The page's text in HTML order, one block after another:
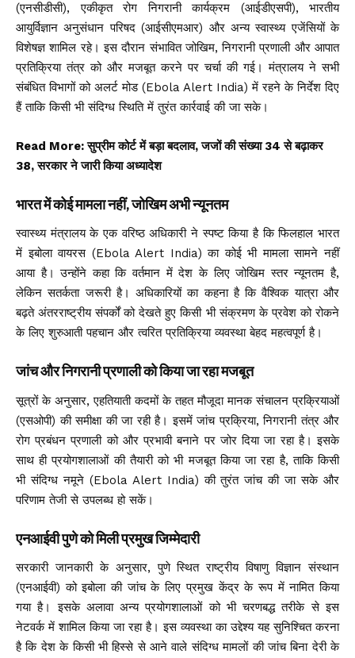
(एनसीडीसी), एकीकृत रोग निगरानी कार्यक्रम (आईडीएसपी), भारतीय
आयुर्विज्ञान अनुसंधान परिषद (आईसीएमआर) और अन्य स्वास्थ्य एजेंसियों के
विशेषज्ञ शामिल रहे। इस दौरान संभावित जोखिम, निगरानी प्रणाली और आपात
प्रतिक्रिया तंत्र को और मजबूत करने पर चर्चा की गई। मंत्रालय ने सभी
संबंधित विभागों को अलर्ट मोड (Ebola Alert India) में रहने के निर्देश दिए
हैं ताकि किसी भी संदिग्ध स्थिति में तुरंत कार्रवाई की जा सके।
Read More:सुप्रीम कोर्ट में बड़ा बदलाव, जजों की संख्या 34 से बढ़ाकर
38, सरकार ने जारी किया अध्यादेश
भारत में कोई मामला नहीं, जोखिम अभी न्यूनतम
स्वास्थ्य मंत्रालय के एक वरिष्ठ अधिकारी ने स्पष्ट किया है कि फिलहाल भारत
में इबोला वायरस (Ebola Alert India) का कोई भी मामला सामने नहीं
आया है। उन्होंने कहा कि वर्तमान में देश के लिए जोखिम स्तर न्यूनतम है,
लेकिन सतर्कता जरूरी है। अधिकारियों का कहना है कि वैश्विक यात्रा और
बढ़ते अंतरराष्ट्रीय संपर्कों को देखते हुए किसी भी संक्रमण के प्रवेश को रोकने
के लिए शुरुआती पहचान और त्वरित प्रतिक्रिया व्यवस्था बेहद महत्वपूर्ण है।
जांच और निगरानी प्रणाली को किया जा रहा मजबूत
सूत्रों के अनुसार, एहतियाती कदमों के तहत मौजूदा मानक संचालन प्रक्रियाओं
(एसओपी) की समीक्षा की जा रही है। इसमें जांच प्रक्रिया, निगरानी तंत्र और
रोग प्रबंधन प्रणाली को और प्रभावी बनाने पर जोर दिया जा रहा है। इसके
साथ ही प्रयोगशालाओं की तैयारी को भी मजबूत किया जा रहा है, ताकि किसी
भी संदिग्ध नमूने (Ebola Alert India) की तुरंत जांच की जा सके और
परिणाम तेजी से उपलब्ध हो सकें।
एनआईवी पुणे को मिली प्रमुख जिम्मेदारी
सरकारी जानकारी के अनुसार, पुणे स्थित राष्ट्रीय विषाणु विज्ञान संस्थान
(एनआईवी) को इबोला की जांच के लिए प्रमुख केंद्र के रूप में नामित किया
गया है। इसके अलावा अन्य प्रयोगशालाओं को भी चरणबद्ध तरीके से इस
नेटवर्क में शामिल किया जा रहा है। इस व्यवस्था का उद्देश्य यह सुनिश्चित करना
है कि देश के किसी भी हिस्से से आने वाले संदिग्ध मामलों की जांच बिना देरी के